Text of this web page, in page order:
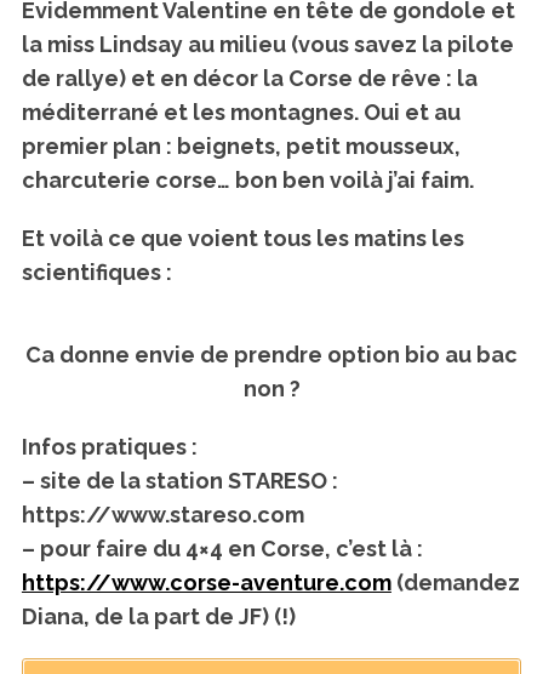
Evidemment Valentine en tête de gondole et
la miss Lindsay au milieu (vous savez la pilote
de rallye) et en décor la Corse de rêve : la
méditerrané et les montagnes. Oui et au
premier plan : beignets, petit mousseux,
charcuterie corse… bon ben voilà j’ai faim.
Et voilà ce que voient tous les matins les
scientifiques :
Ca donne envie de prendre option bio au bac
non ?
Infos pratiques :
– site de la station STARESO :
https://www.stareso.com
– pour faire du 4×4 en Corse, c’est là :
https://www.corse-aventure.com(demandez
Diana, de la part de JF) (!)